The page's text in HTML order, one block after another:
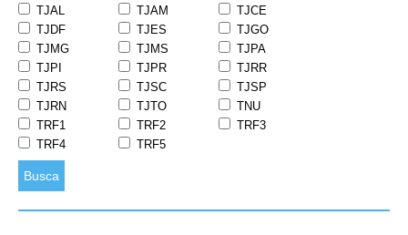
TJAL
TJAM
TJCE
TJDF
TJES
TJGO
TJMG
TJMS
TJPA
TJPI
TJPR
TJRR
TJRS
TJSC
TJSP
TJRN
TJTO
TNU
TRF1
TRF2
TRF3
TRF4
TRF5
Busca